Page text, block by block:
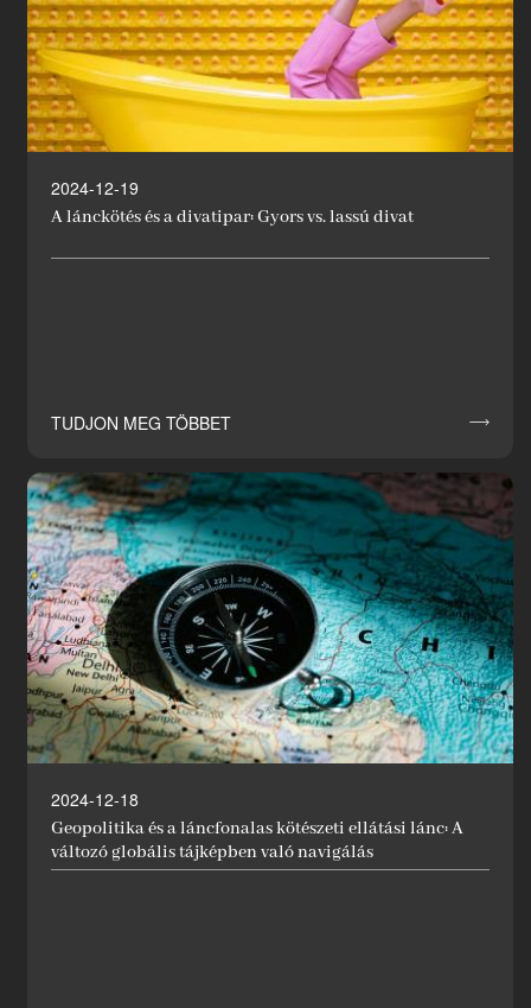
2024-12-19
A lánckötés és a divatipar: Gyors vs. lassú divat
TUDJON MEG TÖBBET 
2024-12-18
Geopolitika és a láncfonalas kötészeti ellátási lánc: A
változó globális tájképben való navigálás